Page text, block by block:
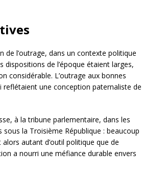
de l’outrage, dans un contexte politique
de l’époque étaient larges,
considérable. L’outrage aux bonnes
une conception paternaliste de
à la tribune parlementaire, dans les
sous la Troisième République : beaucoup
autant d’outil politique que de
a nourri une méfiance durable envers